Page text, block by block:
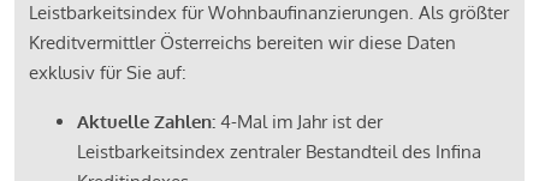
Leistbarkeitsindex für Wohnbaufinanzierungen. Als größter
Kreditvermittler Österreichs bereiten wir diese Daten
exklusiv für Sie auf:
Aktuelle Zahlen: 4-Mal im Jahr ist der
Leistbarkeitsindex zentraler Bestandteil des Infina